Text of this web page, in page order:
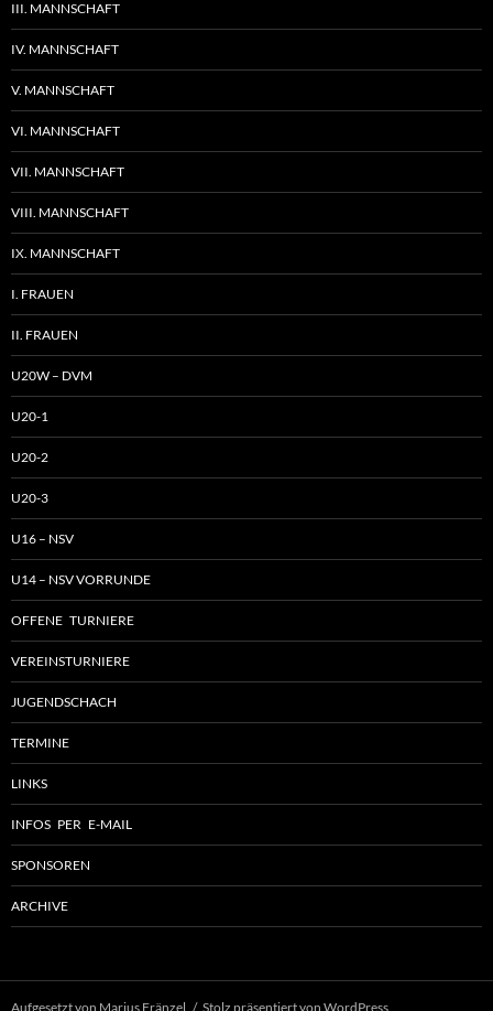
III. MANNSCHAFT
IV. MANNSCHAFT
V. MANNSCHAFT
VI. MANNSCHAFT
VII. MANNSCHAFT
VIII. MANNSCHAFT
IX. MANNSCHAFT
I. FRAUEN
II. FRAUEN
U20W – DVM
U20-1
U20-2
U20-3
U16 – NSV
U14 – NSV VORRUNDE
OFFENE TURNIERE
VEREINSTURNIERE
JUGENDSCHACH
TERMINE
LINKS
INFOS PER E-MAIL
SPONSOREN
ARCHIVE
Aufgesetzt von Marius Fränzel Stolz präsentiert von WordPress